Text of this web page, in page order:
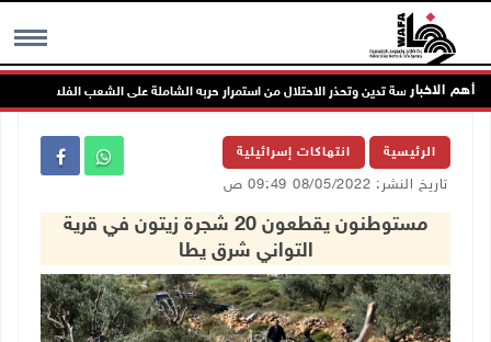
MENU أهم الاخبارالرئاسة تدين وتحذر الاحتلال من استمرار حربه الشاملة على الشعب الفلسطيني
الرئيسية انتهاكات إسرائيلية
تاريخ النشر: 08/05/2022 09:49 ص
مستوطنون يقطعون 20 شجرة زيتون في قرية
التواني شرق يطا